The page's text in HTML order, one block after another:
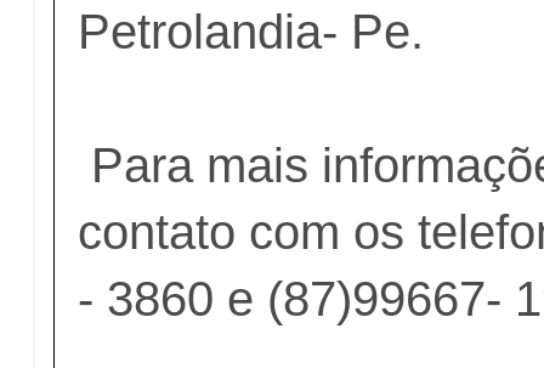
Petrolandia- Pe.
Para mais
contato com os
- 3860 e (87)99667-